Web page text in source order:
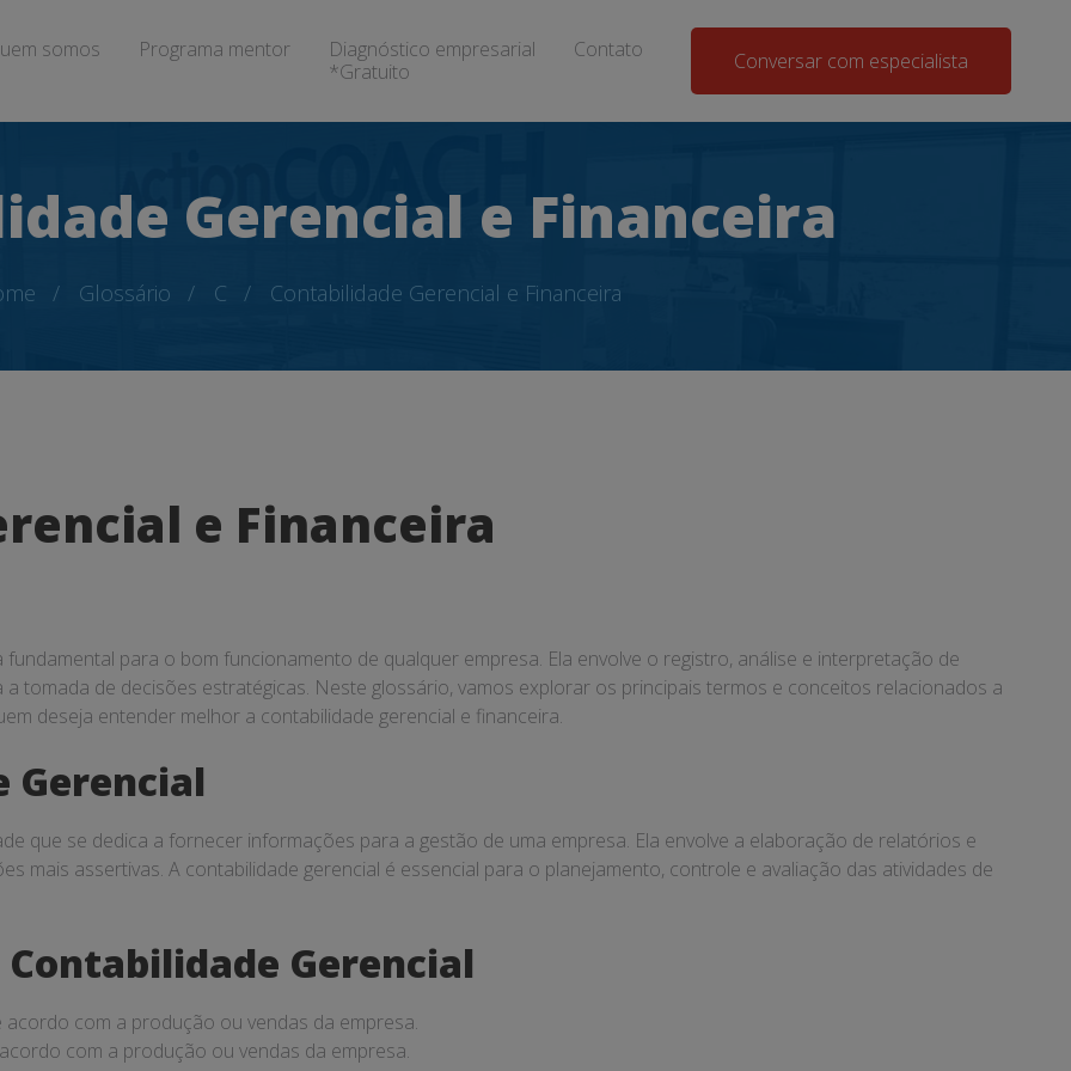
somos Programa mentor
Diagnóstico empresarial
*Gratuito
Contato Conversar com especialista
Gerencial e Financeira
Glossário C Contabilidade Gerencial e Financeira
e Financeira
para o bom funcionamento de qualquer empresa. Ela envolve o registro, análise e interpretação de
tomada de decisões estratégicas. Neste glossário, vamos explorar os principais termos e conceitos relacionados a
deseja entender melhor a contabilidade gerencial e financeira.
Gerencial
que se dedica a fornecer informações para a gestão de uma empresa. Ela envolve a elaboração de relatórios e
mais assertivas. A contabilidade gerencial é essencial para o planejamento, controle e avaliação das atividades de
Gerencial
com a produção ou vendas da empresa.
com a produção ou vendas da empresa.